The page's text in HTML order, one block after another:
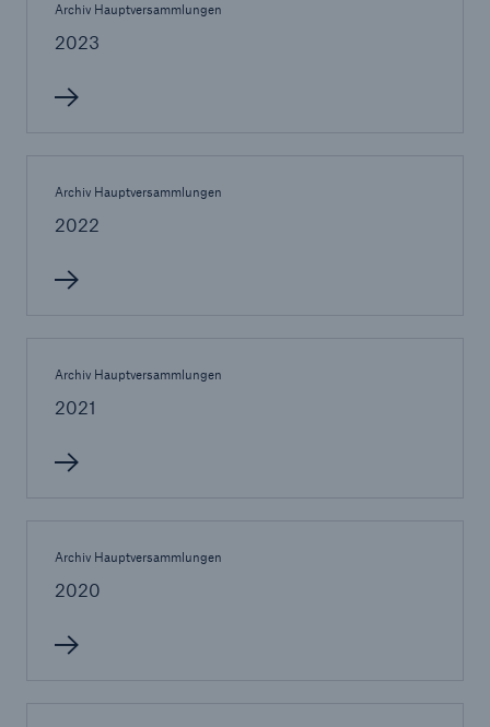
Archiv Hauptversammlungen
2023
Archiv Hauptversammlungen
2022
Archiv Hauptversammlungen
2021
Archiv Hauptversammlungen
2020
Marine Trend Radar 2025
Naturkatastrophen
71.8%